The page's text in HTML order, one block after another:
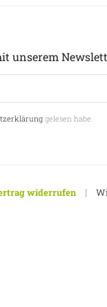
unserem
gelesen habe.
widerrufen |